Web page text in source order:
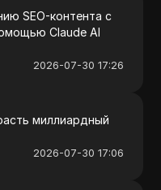
SEO-контента с
Claude AI
2026-07-30 17:26
миллиардный
2026-07-30 17:06